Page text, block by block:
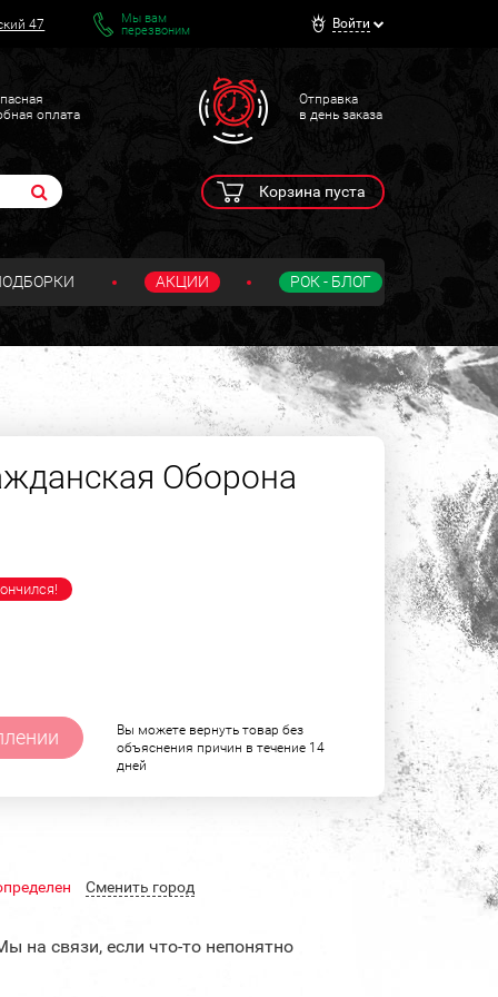
47
Мы вам
перезвоним
Войти
оплата
Отправка
в день заказа
Корзина пуста
АКЦИИ РОК - БЛОГ
Оборона
Вы можете вернуть товар без
объяснения причин в течение 14
дней
Cменить город
на связи, если что-то непонятно